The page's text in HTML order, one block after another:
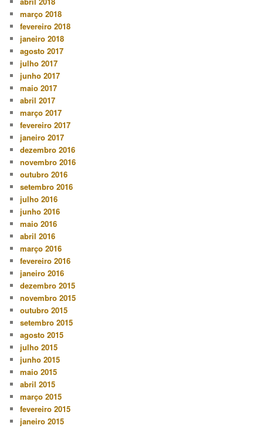
março 2018
fevereiro 2018
janeiro 2018
agosto 2017
julho 2017
junho 2017
maio 2017
abril 2017
março 2017
fevereiro 2017
janeiro 2017
dezembro 2016
novembro 2016
outubro 2016
setembro 2016
julho 2016
junho 2016
maio 2016
abril 2016
março 2016
fevereiro 2016
janeiro 2016
dezembro 2015
novembro 2015
outubro 2015
setembro 2015
agosto 2015
julho 2015
junho 2015
maio 2015
abril 2015
março 2015
fevereiro 2015
janeiro 2015